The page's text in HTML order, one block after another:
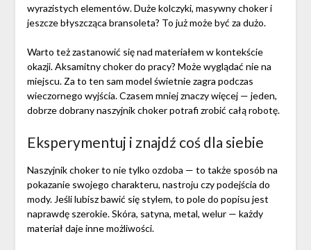
wyrazistych elementów. Duże kolczyki, masywny choker i
jeszcze błyszcząca bransoleta? To już może być za dużo.
Warto też zastanowić się nad materiałem w kontekście
okazji. Aksamitny choker do pracy? Może wyglądać nie na
miejscu. Za to ten sam model świetnie zagra podczas
wieczornego wyjścia. Czasem mniej znaczy więcej — jeden,
dobrze dobrany naszyjnik choker potrafi zrobić całą robotę.
Eksperymentuj i znajdź coś dla siebie
Naszyjnik choker to nie tylko ozdoba — to także sposób na
pokazanie swojego charakteru, nastroju czy podejścia do
mody. Jeśli lubisz bawić się stylem, to pole do popisu jest
naprawdę szerokie. Skóra, satyna, metal, welur — każdy
materiał daje inne możliwości.